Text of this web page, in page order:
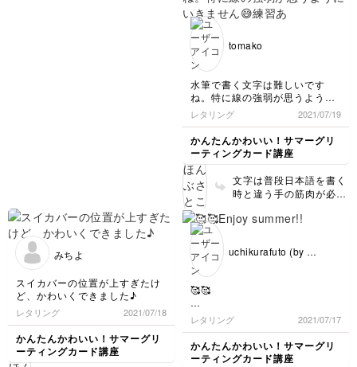
tomako
水筆で書く文字は難しいです
ね。特に線の強弱が思うように
いきません😅練習あるのみです
ね。
レタリング 2021/07/19
かんたんかわいい！サマーグリ
ーティングカード講座
文字は普段日本語を書く
時と違う手の筋肉が必要
筋トレと思って練習ある
とーってもキレイに出て
みちよ
スイカバーの位置が上すぎたけ
ど、かわいくできました♪
レタリング 2021/07/18
かんたんかわいい！サマーグリ
ーティングカード講座
uchikurafuto (by デ
🥰🥰
Enjoy summer!!
レタリング 2021/07/17
かんたんかわいい！サマーグリ
ーティングカード講座